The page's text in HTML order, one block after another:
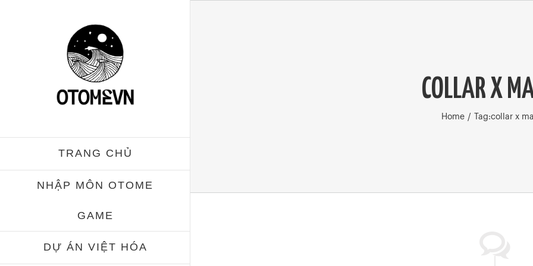
TRANG CHỦ
NHẬP MÔN OTOME
GAME
DỰ ÁN VIỆT HÓA
COLLAR X
Home / Tag:collar x